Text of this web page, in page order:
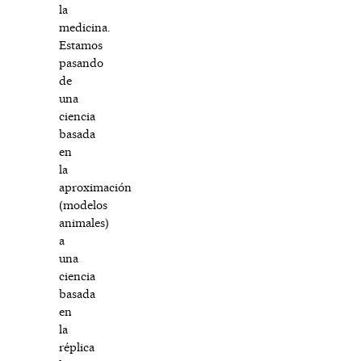
la
medicina.
Estamos
pasando
de
una
ciencia
basada
en
la
aproximación
(modelos
animales)
a
una
ciencia
basada
en
la
réplica